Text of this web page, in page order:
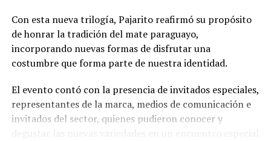
Con esta nueva trilogía, Pajarito reafirmó su propósito
de honrar la tradición del mate paraguayo,
incorporando nuevas formas de disfrutar una
costumbre que forma parte de nuestra identidad.
El evento contó con la presencia de invitados especiales,
representantes de la marca, medios de comunicación e
invitados del sector, quienes pudieron conocer y